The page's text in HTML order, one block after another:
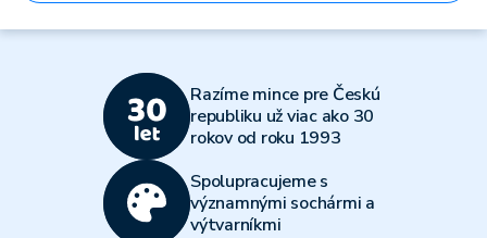
Razíme mince pre Českú
republiku už viac ako 30
rokov od roku 1993
Spolupracujeme s
významnými sochármi a
výtvarníkmi